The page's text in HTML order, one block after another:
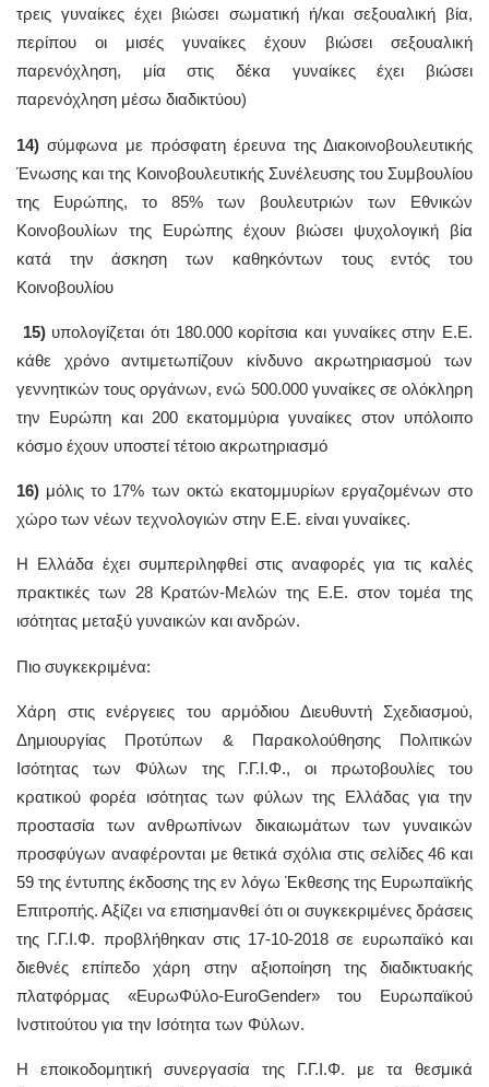
τρεις γυναίκες έχει βιώσει σωματική ή/και σεξουαλική βία,
περίπου οι μισές γυναίκες έχουν βιώσει σεξουαλική
παρενόχληση, μία στις δέκα γυναίκες έχει βιώσει
παρενόχληση μέσω διαδικτύου)
14) σύμφωνα με πρόσφατη έρευνα της Διακοινοβουλευτικής
Ένωσης και της Κοινοβουλευτικής Συνέλευσης του Συμβουλίου
της Ευρώπης, το 85% των βουλευτριών των Εθνικών
Κοινοβουλίων της Ευρώπης έχουν βιώσει ψυχολογική βία
κατά την άσκηση των καθηκόντων τους εντός του
Κοινοβουλίου
15)υπολογίζεται ότι 180.000 κορίτσια και γυναίκες στην Ε.Ε.
κάθε χρόνο αντιμετωπίζουν κίνδυνο ακρωτηριασμού των
γεννητικών τους οργάνων, ενώ 500.000 γυναίκες σε ολόκληρη
την Ευρώπη και 200 εκατομμύρια γυναίκες στον υπόλοιπο
κόσμο έχουν υποστεί τέτοιο ακρωτηριασμό
16) μόλις το 17% των οκτώ εκατομμυρίων εργαζομένων στο
χώρο των νέων τεχνολογιών στην Ε.Ε. είναι γυναίκες.
Η Ελλάδα έχει συμπεριληφθεί στις αναφορές για τις καλές
πρακτικές των 28 Κρατών-Μελών της Ε.Ε. στον τομέα της
ισότητας μεταξύ γυναικών και ανδρών.
Πιο συγκεκριμένα:
Χάρη στις ενέργειες του αρμόδιου Διευθυντή Σχεδιασμού,
Δημιουργίας Προτύπων & Παρακολούθησης Πολιτικών
Ισότητας των Φύλων της Γ.Γ.Ι.Φ., οι πρωτοβουλίες του
κρατικού φορέα ισότητας των φύλων της Ελλάδας για την
προστασία των ανθρωπίνων δικαιωμάτων των γυναικών
προσφύγων αναφέρονται με θετικά σχόλια στις σελίδες 46 και
59 της έντυπης έκδοσης της εν λόγω Έκθεσης της Ευρωπαϊκής
Επιτροπής. Αξίζει να επισημανθεί ότι οι συγκεκριμένες δράσεις
της Γ.Γ.Ι.Φ. προβλήθηκαν στις 17-10-2018 σε ευρωπαϊκό και
διεθνές επίπεδο χάρη στην αξιοποίηση της διαδικτυακής
πλατφόρμας «ΕυρωΦύλο-EuroGender» του Ευρωπαϊκού
Ινστιτούτου για την Ισότητα των Φύλων.
Η εποικοδομητική συνεργασία της Γ.Γ.Ι.Φ. με τα θεσμικά